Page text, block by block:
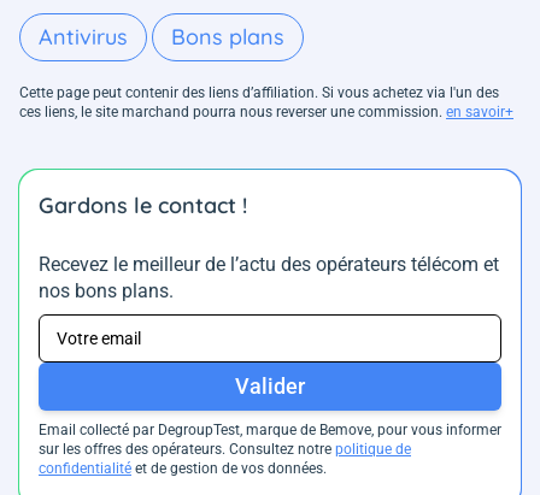
Antivirus Bons plans
Cette page peut contenir des liens d’affiliation. Si vous achetez via l'un des
ces liens, le site marchand pourra nous reverser une commission. en savoir+
Gardons le contact !
Recevez le meilleur de l’actu des opérateurs télécom et
nos bons plans.
Valider
Email collecté par DegroupTest, marque de Bemove, pour vous informer
sur les offres des opérateurs. Consultez notre politique de
confidentialité et de gestion de vos données.